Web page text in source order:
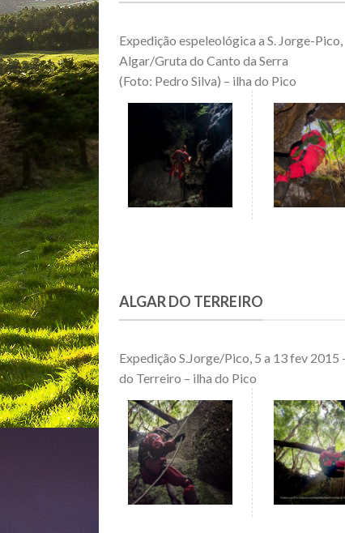
Expedição espeleológica a S. Jorge-Pico,
Algar/Gruta do Canto da Serra
(Foto: Pedro Silva) – ilha do Pico
ALGAR DO TERREIRO
Expedição S.Jorge/Pico, 5 a 13 fev 2015
do Terreiro – ilha do Pico